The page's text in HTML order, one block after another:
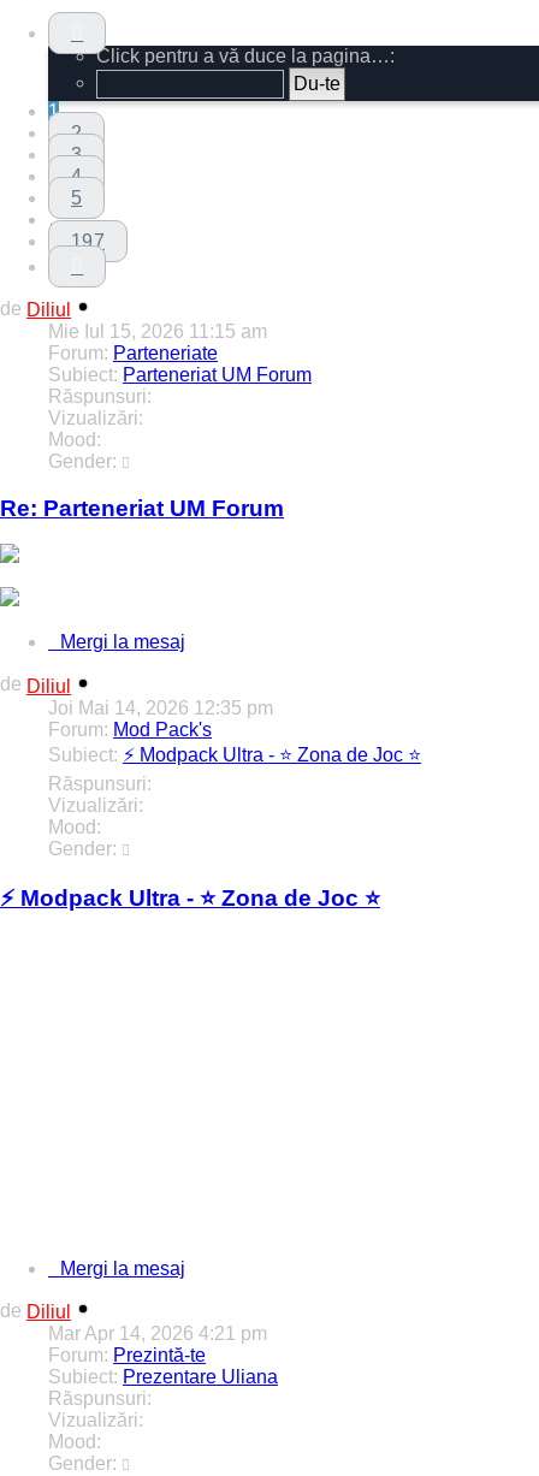
Pagina
1
din
197
Click pentru a vă duce la pagina…:
1
2
3
4
5
…
197
Următorul
de Diliul
Mie Iul 15, 2026 11:15 am
Forum: Parteneriate
Subiect: Parteneriat UM Forum
Răspunsuri:
Vizualizări:
Mood:
Gender:
Re: Parteneriat UM Forum
Mergi la mesaj
de Diliul
Joi Mai 14, 2026 12:35 pm
Forum: Mod Pack's
Subiect: ⚡️ Modpack Ultra - ⭐️ Zona de Joc ⭐️
Răspunsuri:
Vizualizări:
Mood:
Gender:
⚡️ Modpack Ultra - ⭐️ Zona de Joc ⭐️
Mergi la mesaj
de Diliul
Mar Apr 14, 2026 4:21 pm
Forum: Prezintă-te
Subiect: Prezentare Uliana
Răspunsuri:
Vizualizări:
Mood:
Gender: